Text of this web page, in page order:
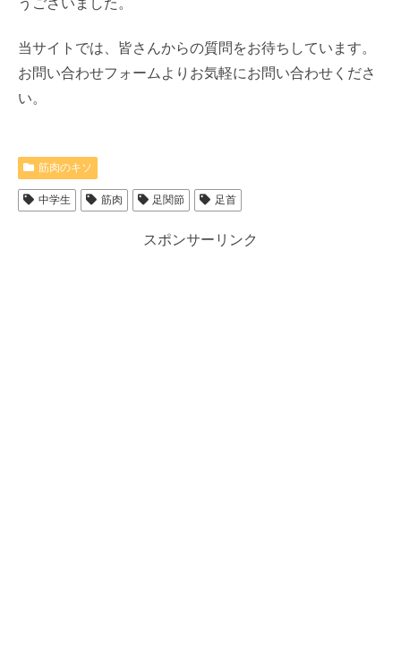
当サイトでは、皆さんからの質問をお待ちしています。
お問い合わせフォームよりお気軽にお問い合わせくださ
い。
筋肉のキソ
中学生 筋肉 足関節 足首
スポンサーリンク